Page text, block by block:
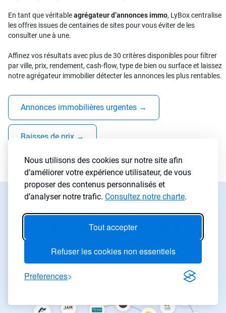
Nous utilisons des cookies sur notre site afin
d’améliorer votre expérience utilisateur, de vous
proposer des contenus personnalisés et
d’analyser notre trafic. Consultez notre charte.
Tout accepter
Refuser les cookies non essentiels
Preferences
En tant que véritableagrégateur d’annonces immo, LyBox centralise
les offres issues de centaines de sites pour vous éviter de les
consulter une à une.
Affinez vos résultats avec plus de 30 critères disponibles pour filtrer
par ville, prix, rendement, cash-flow, type de bien ou surface et laissez
notre agrégateur immobilier détecter les annonces les plus rentables.
Annonces immobilières urgentes →
Baisses de prix →
Trouvez des bonnes affaires
où que vous soyez